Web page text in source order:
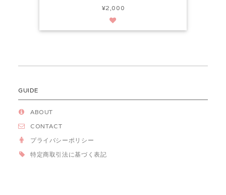
¥2,000
GUIDE
ABOUT
CONTACT
プライバシーポリシー
特定商取引法に基づく表記